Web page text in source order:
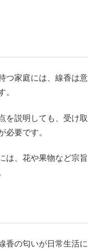
つ家庭には、線香は意
。
を説明しても、受け取
必要です。
は、花や果物など宗旨
香の匂いが日常生活に